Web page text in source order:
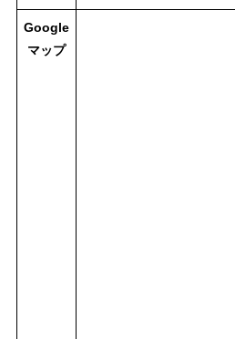
Google
マップ